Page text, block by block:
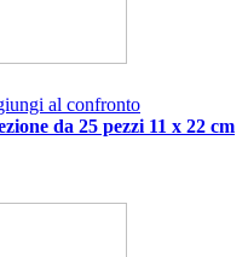
al confronto
da 25 pezzi 11 x 22 cm